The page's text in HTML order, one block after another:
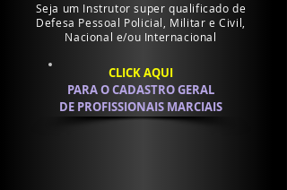
Seja um Instrutor super qualificado de
Defesa Pessoal Policial, Militar e Civil,
Nacional e/ou Internacional
CLICK AQUI
PARA O CADASTRO GERAL
DE PROFISSIONAIS MARCIAIS